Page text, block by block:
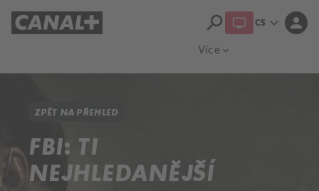
Více expand_more
search CS expand_more person
ZPĚT NA PŘEHLED
FBI: TI
NEJHLEDANĚJŠÍ